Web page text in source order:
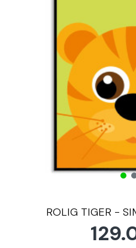
ROLIG TIGER -